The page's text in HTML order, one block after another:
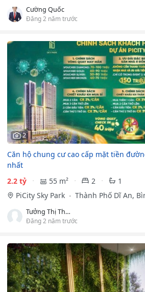
Cường Quốc
Đăng 2 năm trước
2
Căn hộ chung cư cao cấp mặt tiền
nhất
2.2 tỷ
55 m² 2
1
PiCity Sky Park
Thành Phố Dĩ An,
Tưởng Thị Thúy Hằng
Đăng 2 năm trước